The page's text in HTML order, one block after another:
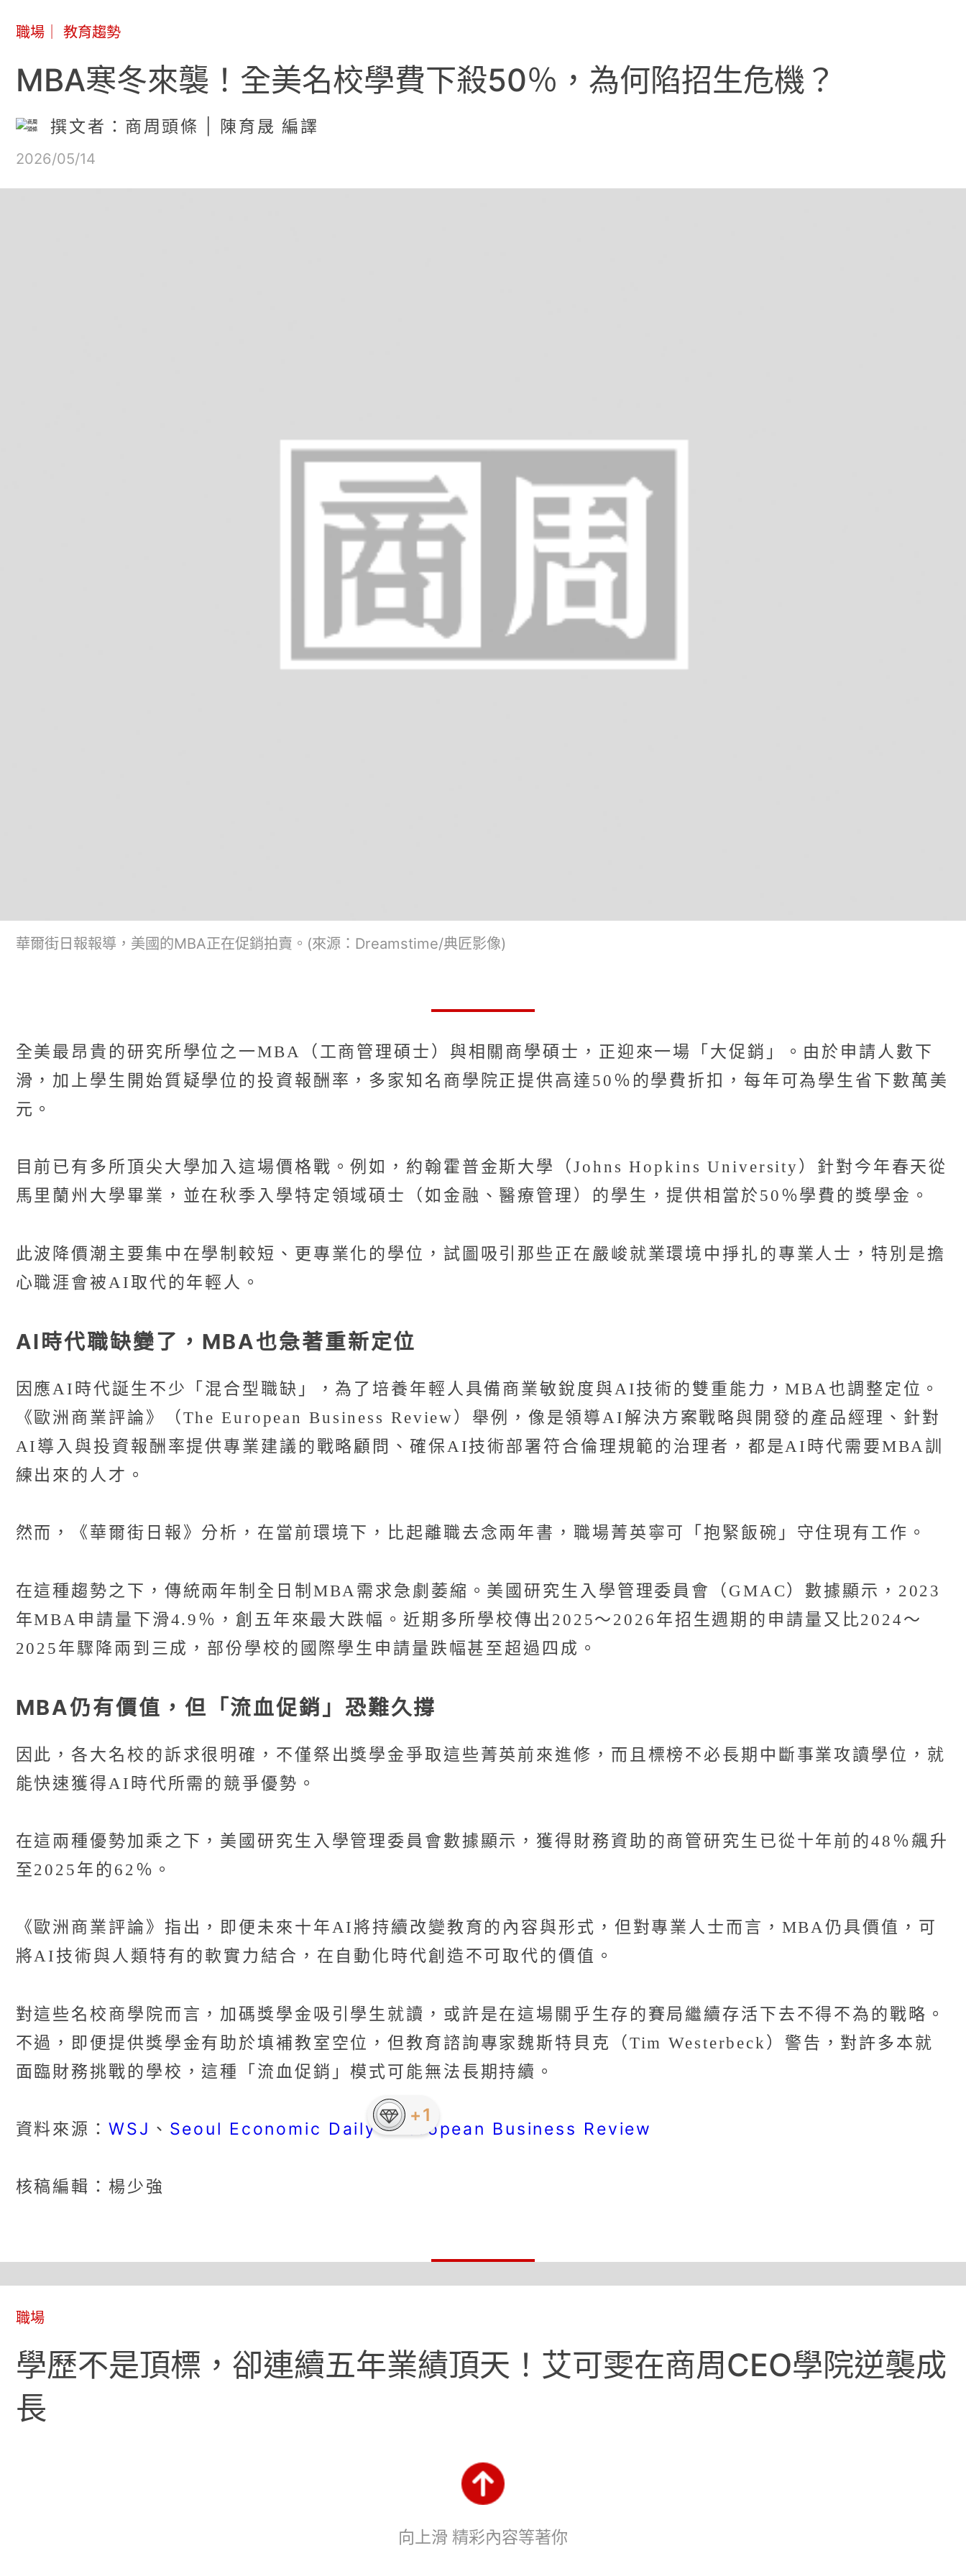
職場｜ 教育趨勢
MBA寒冬來襲！全美名校學費下殺50％，為何陷招生危機？
撰文者：商周頭條 | 陳育晟 編譯
2026/05/14
華爾街日報報導，美國的MBA正在促銷拍賣。(來源：Dreamstime/典匠影像)
全美最昂貴的研究所學位之一MBA（工商管理碩士）與相關商學碩士，正迎來一場「大促銷」。由於申請人數下
滑，加上學生開始質疑學位的投資報酬率，多家知名商學院正提供高達50％的學費折扣，每年可為學生省下數萬美
元。
目前已有多所頂尖大學加入這場價格戰。例如，約翰霍普金斯大學（Johns Hopkins University）針對今年春天從
馬里蘭州大學畢業，並在秋季入學特定領域碩士（如金融、醫療管理）的學生，提供相當於50％學費的獎學金。
此波降價潮主要集中在學制較短、更專業化的學位，試圖吸引那些正在嚴峻就業環境中掙扎的專業人士，特別是擔
心職涯會被AI取代的年輕人。
AI時代職缺變了，MBA也急著重新定位
因應AI時代誕生不少「混合型職缺」，為了培養年輕人具備商業敏銳度與AI技術的雙重能力，MBA也調整定位。
《歐洲商業評論》（The European Business Review）舉例，像是領導AI解決方案戰略與開發的產品經理、針對
AI導入與投資報酬率提供專業建議的戰略顧問、確保AI技術部署符合倫理規範的治理者，都是AI時代需要MBA訓
練出來的人才。
然而，《華爾街日報》分析，在當前環境下，比起離職去念兩年書，職場菁英寧可「抱緊飯碗」守住現有工作。
在這種趨勢之下，傳統兩年制全日制MBA需求急劇萎縮。美國研究生入學管理委員會（GMAC）數據顯示，2023
年MBA申請量下滑4.9％，創五年來最大跌幅。近期多所學校傳出2025～2026年招生週期的申請量又比2024～
2025年驟降兩到三成，部份學校的國際學生申請量跌幅甚至超過四成。
MBA仍有價值，但「流血促銷」恐難久撐
因此，各大名校的訴求很明確，不僅祭出獎學金爭取這些菁英前來進修，而且標榜不必長期中斷事業攻讀學位，就
能快速獲得AI時代所需的競爭優勢。
在這兩種優勢加乘之下，美國研究生入學管理委員會數據顯示，獲得財務資助的商管研究生已從十年前的48％飆升
至2025年的62％。
《歐洲商業評論》指出，即便未來十年AI將持續改變教育的內容與形式，但對專業人士而言，MBA仍具價值，可
將AI技術與人類特有的軟實力結合，在自動化時代創造不可取代的價值。
對這些名校商學院而言，加碼獎學金吸引學生就讀，或許是在這場關乎生存的賽局繼續存活下去不得不為的戰略。
不過，即便提供獎學金有助於填補教室空位，但教育諮詢專家魏斯特貝克（Tim Westerbeck）警告，對許多本就
面臨財務挑戰的學校，這種「流血促銷」模式可能無法長期持續。
資料來源： WSJ 、 Seoul Economic Daily、European Business Review
核稿編輯：楊少強
職場
學歷不是頂標，卻連續五年業績頂天！艾可雯在商周CEO學院逆襲成
長
向上滑 精彩內容等著你